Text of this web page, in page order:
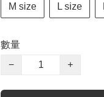
M size L size
數量
−
+